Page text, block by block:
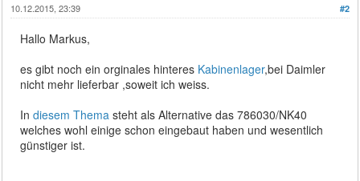
#2
10.12.2015, 23:39
Hallo Markus,
es gibt noch ein orginales hinteres Kabinenlager,bei Daimler
nicht mehr lieferbar ,soweit ich weiss.
Indiesem Thema steht als Alternative das 786030/NK40
welches wohl einige schon eingebaut haben und wesentlich
günstiger ist.